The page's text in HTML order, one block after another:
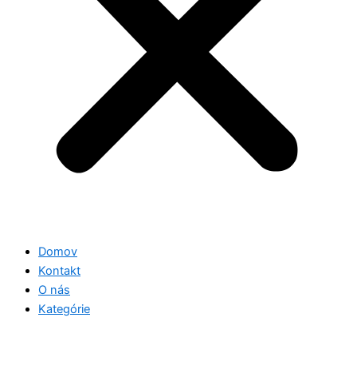
Domov
Kontakt
O nás
Kategórie